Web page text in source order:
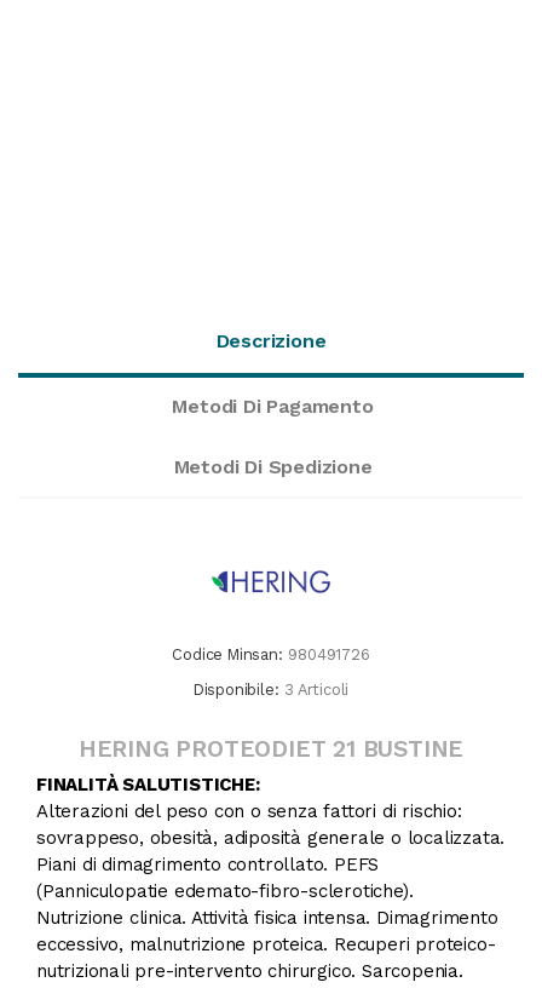
Descrizione
Metodi Di Pagamento
Metodi Di Spedizione
Codice Minsan: 980491726
Disponibile: 3 Articoli
HERING PROTEODIET 21 BUSTINE
FINALITÀ SALUTISTICHE:
Alterazioni del peso con o senza fattori di rischio:
sovrappeso, obesità, adiposità generale o localizzata.
Piani di dimagrimento controllato. PEFS
(Panniculopatie edemato-fibro-sclerotiche).
Nutrizione clinica. Attività fisica intensa. Dimagrimento
eccessivo, malnutrizione proteica. Recuperi proteico-
nutrizionali pre-intervento chirurgico. Sarcopenia.